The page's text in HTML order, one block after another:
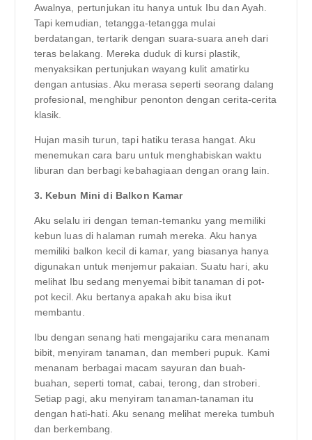
Awalnya, pertunjukan itu hanya untuk Ibu dan Ayah.
Tapi kemudian, tetangga-tetangga mulai
berdatangan, tertarik dengan suara-suara aneh dari
teras belakang. Mereka duduk di kursi plastik,
menyaksikan pertunjukan wayang kulit amatirku
dengan antusias. Aku merasa seperti seorang dalang
profesional, menghibur penonton dengan cerita-cerita
klasik.
Hujan masih turun, tapi hatiku terasa hangat. Aku
menemukan cara baru untuk menghabiskan waktu
liburan dan berbagi kebahagiaan dengan orang lain.
3. Kebun Mini di Balkon Kamar
Aku selalu iri dengan teman-temanku yang memiliki
kebun luas di halaman rumah mereka. Aku hanya
memiliki balkon kecil di kamar, yang biasanya hanya
digunakan untuk menjemur pakaian. Suatu hari, aku
melihat Ibu sedang menyemai bibit tanaman di pot-
pot kecil. Aku bertanya apakah aku bisa ikut
membantu.
Ibu dengan senang hati mengajariku cara menanam
bibit, menyiram tanaman, dan memberi pupuk. Kami
menanam berbagai macam sayuran dan buah-
buahan, seperti tomat, cabai, terong, dan stroberi.
Setiap pagi, aku menyiram tanaman-tanaman itu
dengan hati-hati. Aku senang melihat mereka tumbuh
dan berkembang.